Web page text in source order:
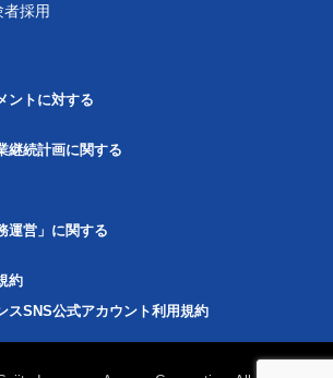
採用
ントに対する
継続計画に関する
運営」に関する
約
スSNS公式アカウント利用規約